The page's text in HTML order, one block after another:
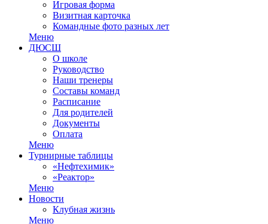
Игровая форма
Визитная карточка
Командные фото разных лет
Меню
ДЮСШ
О школе
Руководство
Наши тренеры
Составы команд
Расписание
Для родителей
Документы
Оплата
Меню
Турнирные таблицы
«Нефтехимик»
«Реактор»
Меню
Новости
Клубная жизнь
Меню